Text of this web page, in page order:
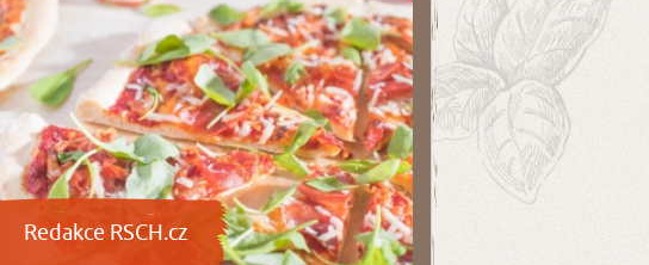
Redakce RSCH.cz